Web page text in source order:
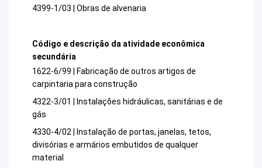
4399-1/03 | Obras de alvenaria
Código e descrição da atividade econômica
secundária
1622-6/99 | Fabricação de outros artigos de
carpintaria para construção
4322-3/01 | Instalações hidráulicas, sanitárias e de
gás
4330-4/02 | Instalação de portas, janelas, tetos,
divisórias e armários embutidos de qualquer
material